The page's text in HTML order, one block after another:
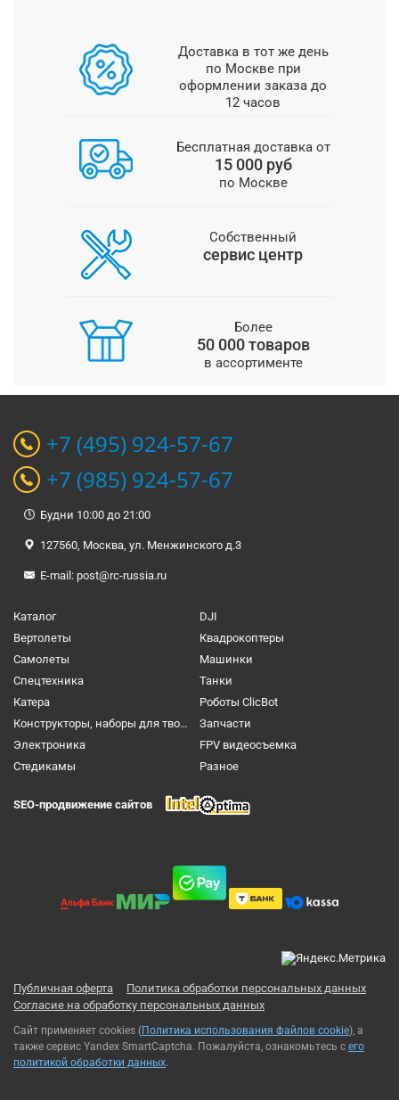
Доставка в тот же день
по Москве при
оформлении заказа до
12 часов
Бесплатная доставка от
15 000 руб
по Москве
Собственный
сервис центр
Более
50 000 товаров
в ассортименте
+7 (495) 924-57-67
+7 (985) 924-57-67
Будни 10:00 до 21:00
127560, Москва, ул. Менжинского д.3
E-mail: post@rc-russia.ru
Каталог
DJI
Вертолеты
Квадрокоптеры
Самолеты
Машинки
Спецтехника
Танки
Катера
Роботы ClicBot
Конструкторы, наборы для творчества и настольные игры
Запчасти
Электроника
FPV видеосъемка
Cтедикамы
Разное
SEO-продвижение сайтов
Публичная оферта
Политика обработки персональных данных
Согласие на обработку персональных данных
Сайт применяет cookies (Политика использования файлов cookie), а
также сервис Yandex SmartCaptcha. Пожалуйста, ознакомьтесь с его
политикой обработки данных.